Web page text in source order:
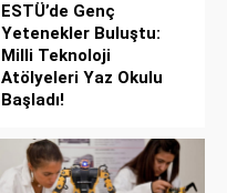
ESTÜ’de Genç
Yetenekler Buluştu:
Milli Teknoloji
Atölyeleri Yaz Okulu
Başladı!